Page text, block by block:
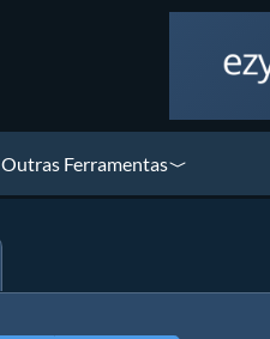
Outras Ferramentas